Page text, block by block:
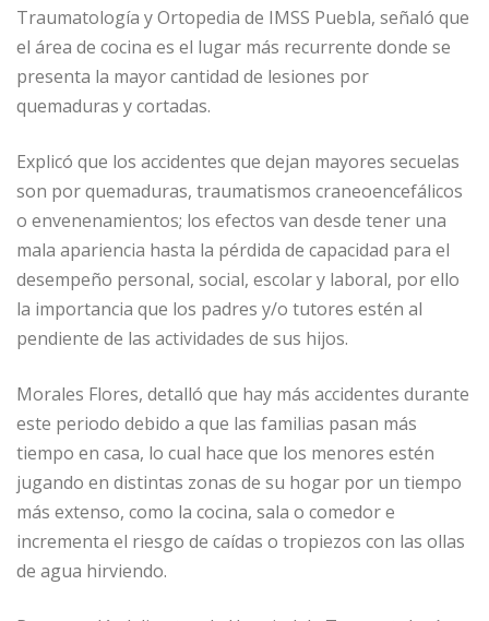
Traumatología y Ortopedia de IMSS Puebla, señaló que
el área de cocina es el lugar más recurrente donde se
presenta la mayor cantidad de lesiones por
quemaduras y cortadas.
Explicó que los accidentes que dejan mayores secuelas
son por quemaduras, traumatismos craneoencefálicos
o envenenamientos; los efectos van desde tener una
mala apariencia hasta la pérdida de capacidad para el
desempeño personal, social, escolar y laboral, por ello
la importancia que los padres y/o tutores estén al
pendiente de las actividades de sus hijos.
Morales Flores, detalló que hay más accidentes durante
este periodo debido a que las familias pasan más
tiempo en casa, lo cual hace que los menores estén
jugando en distintas zonas de su hogar por un tiempo
más extenso, como la cocina, sala o comedor e
incrementa el riesgo de caídas o tropiezos con las ollas
de agua hirviendo.